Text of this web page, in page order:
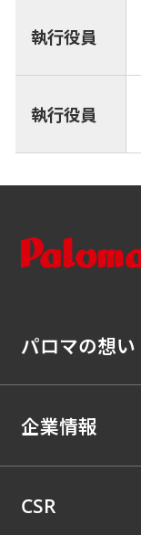
執行役員
執行役員
パロマの想い
企業情報
CSR